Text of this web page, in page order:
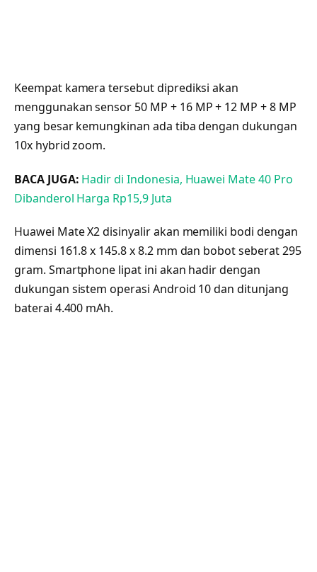
Keempat kamera tersebut diprediksi akan
menggunakan sensor 50 MP + 16 MP + 12 MP + 8 MP
yang besar kemungkinan ada tiba dengan dukungan
10x hybrid zoom.
BACA JUGA: Hadir di Indonesia, Huawei Mate 40 Pro
Dibanderol Harga Rp15,9 Juta
Huawei Mate X2 disinyalir akan memiliki bodi dengan
dimensi 161.8 x 145.8 x 8.2 mm dan bobot seberat 295
gram. Smartphone lipat ini akan hadir dengan
dukungan sistem operasi Android 10 dan ditunjang
baterai 4.400 mAh.